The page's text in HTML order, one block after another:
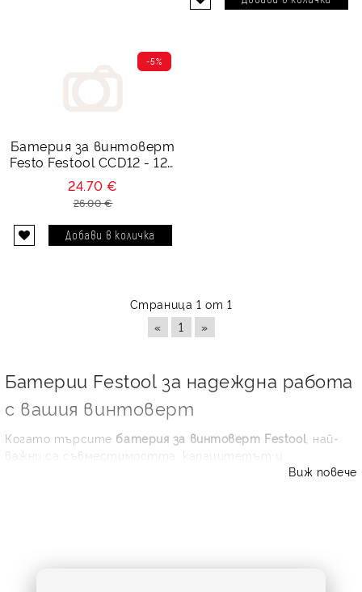
Батерия за винтоверт
Festo Festool CCD12 - 12V
2100 mAh
-5%
24.70 €
26.00 €
Страница 1 от 1
«
1 »
Батерии Festool за надеждна работа
с вашия винтоверт
Когато търсите батерия за винтоверт Festool , най-
важни са съвместимостта, капацитетът и
стабилната работа под натоварване. В тазиВиж повече